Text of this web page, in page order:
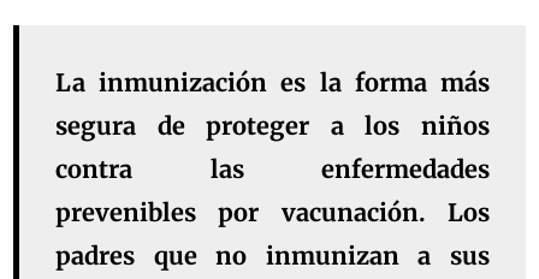
La inmunización es la forma más
segura de proteger a los niños
contra las enfermedades
prevenibles por vacunación. Los
padres que no inmunizan a sus